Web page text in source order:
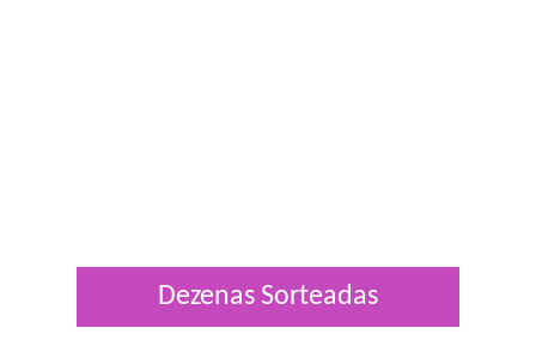
Dezenas Sorteadas